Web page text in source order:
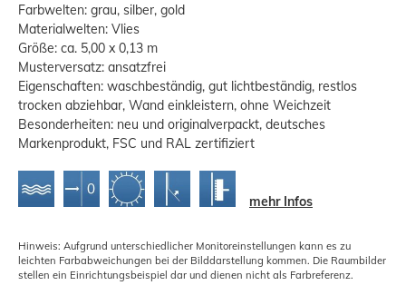
Farbwelten: grau, silber, gold
Materialwelten: Vlies
Größe: ca. 5,00 x 0,13 m
Musterversatz: ansatzfrei
Eigenschaften: waschbeständig, gut lichtbeständig, restlos
trocken abziehbar, Wand einkleistern, ohne Weichzeit
Besonderheiten: neu und originalverpackt, deutsches
Markenprodukt, FSC und RAL zertifiziert
mehr Infos
Hinweis: Aufgrund unterschiedlicher Monitoreinstellungen kann es zu
leichten Farbabweichungen bei der Bilddarstellung kommen. Die Raumbilder
stellen ein Einrichtungsbeispiel dar und dienen nicht als Farbreferenz.